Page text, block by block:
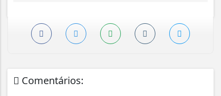
Comentários: